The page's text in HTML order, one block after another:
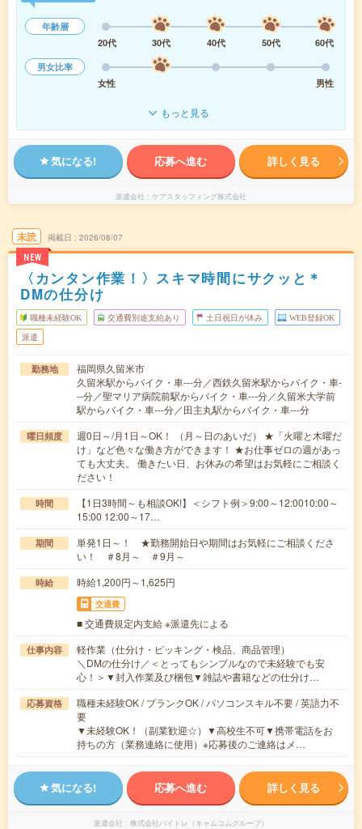
年齢層
20代
30代 40代 50代
60代
男女比率
女性
男性
もっと見る
気になる! 応募へ進む 詳しく見る
派遣会社 ケアスタッフィング株式会社
未読
NEW
掲載日 2026/08/07
〈カンタン作業！〉スキマ時間にサクッと＊
DMの仕分け
職種未経験OK 交通費別途支給あり 土日祝日が休み WEB登録OK
派遣
勤務地
福岡県久留米市
久留米駅からバイク・車---分／西鉄久留米駅からバイク・車-
--分／聖マリア病院前駅からバイク・車---分／久留米大学前
駅からバイク・車---分／田主丸駅からバイク・車---分
曜日頻度
週0日～/月1日～OK！ （月～日のあいだ） ★「火曜と木曜だ
け」など色々な働き方ができます！ ★お仕事ゼロの週があっ
ても大丈夫。 働きたい日、お休みの希望はお気軽にご相談く
ださい！
時間
【1日3時間～も相談OK!】＜シフト例＞9:00～12:0010:00～
15:00 12:00～17…
期間
単発1日～！ ★勤務開始日や期間はお気軽にご相談くださ
い！ ＃8月～ ＃9月～
時給 時給1,200円～1,625円
交通費
■ 交通費規定内支給 ※派遣先による
仕事内容
軽作業（仕分け・ピッキング・検品、商品管理）
＼DMの仕分け／＜とってもシンプルなので未経験でも安
心！＞▼封入作業及び梱包▼雑誌や書籍などの仕分け…
応募資格
職種未経験OK / ブランクOK / パソコンスキル不要 / 英語力不
要
▼未経験OK！（副業歓迎☆）▼高校生不可▼携帯電話をお
持ちの方（業務連絡に使用）※応募後のご連絡はメ…
気になる! 応募へ進む 詳しく見る
派遣会社 株式会社バイトレ（キャムコムグループ）